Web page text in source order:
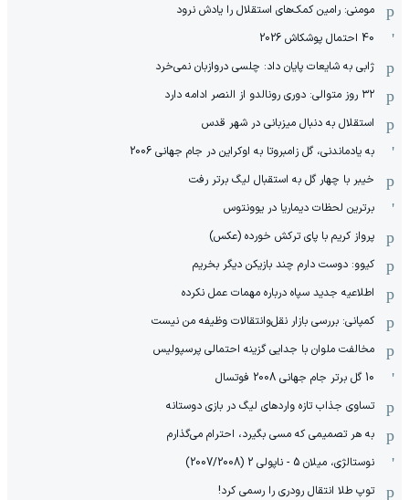
مومنی: رامین کمک‌های استقلال را یادش نرود
40 احتمال پوشکاش 2026
ژابی به شایعات پایان داد: چلسی دروازبان نمی‌خرد
۳۲ روز متوالی: دوری رونالدو از النصر ادامه دارد
استقلال به دنبال میزبانی در شهر قدس
به یادماندنی، گل زامبروتا به اوکراین در جام جهانی 2006
خیبر با چهار گل به استقبال لیگ برتر رفت
برترین لحظات دیماریا در یوونتوس
پرواز کریم با پای ترکش خورده (عکس)
کیوو: دوست دارم چند بازیکن دیگر بخریم
اطلاعیه جدید سپاه درباره مهمات عمل نکرده
کمپانی: بررسی بازار نقل‌وانتقالات وظیفه من نیست
مخالفت ملوان با جدایی گزینه احتمالی پرسپولیس
10 گل برتر جام جهانی 2008 فوتسال
تساوی جذاب تازه واردهای لیگ در بازی دوستانه
به هر تصمیمی که مسی بگیرد، احترام می‌گذارم
نوستالژی، میلان 5 - ناپولی 2 (2007/2008)
توپ طلا انتقال رودری را رسمی کرد!